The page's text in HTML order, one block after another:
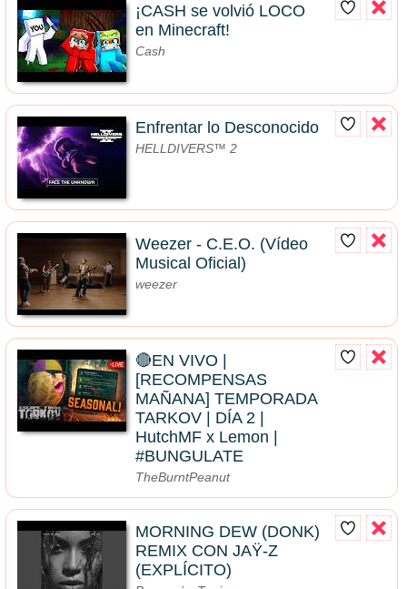
¡CASH se volvió LOCO
en Minecraft!
Cash
Enfrentar lo Desconocido
HELLDIVERS™ 2
Weezer - C.E.O. (Vídeo
Musical Oficial)
weezer
🔴EN VIVO |
[RECOMPENSAS
MAÑANA] TEMPORADA
TARKOV | DÍA 2 |
HutchMF x Lemon |
#BUNGULATE
TheBurntPeanut
MORNING DEW (DONK)
REMIX CON JAŸ-Z
(EXPLÍCITO)